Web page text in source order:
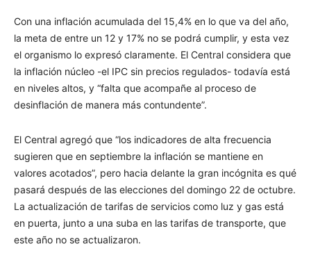
Con una inflación acumulada del 15,4% en lo que va del año,
la meta de entre un 12 y 17% no se podrá cumplir, y esta vez
el organismo lo expresó claramente. El Central considera que
la inflación núcleo -el IPC sin precios regulados- todavía está
en niveles altos, y “falta que acompañe al proceso de
desinflación de manera más contundente”.
El Central agregó que “los indicadores de alta frecuencia
sugieren que en septiembre la inflación se mantiene en
valores acotados”, pero hacia delante la gran incógnita es qué
pasará después de las elecciones del domingo 22 de octubre.
La actualización de tarifas de servicios como luz y gas está
en puerta, junto a una suba en las tarifas de transporte, que
este año no se actualizaron.